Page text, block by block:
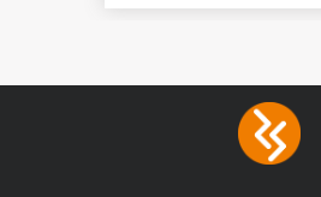
LEDs providing the
with low power
consumption The